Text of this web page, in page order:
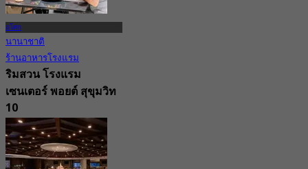
อโศก
นานาชาติ
ร้านอาหารโรงแรม
ริมสวน โรงแรม
เซนเตอร์ พอยต์ สุขุมวิท
10
5.0
8 การจอง
จาก฿ 395